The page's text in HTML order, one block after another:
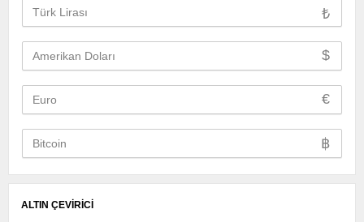
₺
$
€
฿
ALTIN ÇEVİRİCİ